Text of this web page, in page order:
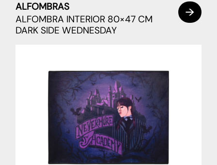
ALFOMBRAS
ALFOMBRA INTERIOR 80×47 CM
DARK SIDE WEDNESDAY